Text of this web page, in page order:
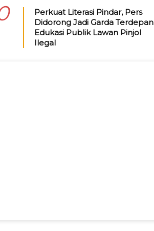
Perkuat Literasi Pindar, Pers
Didorong Jadi Garda Terdepan
Edukasi Publik Lawan Pinjol
Ilegal